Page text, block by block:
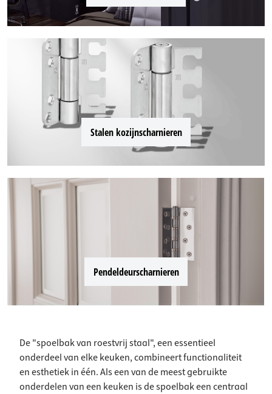
Stalen kozijnscharnieren
Pendeldeurscharnieren
De "spoelbak van roestvrij staal", een essentieel
onderdeel van elke keuken, combineert functionaliteit
en esthetiek in één. Als een van de meest gebruikte
onderdelen van een keuken is de spoelbak een centraal